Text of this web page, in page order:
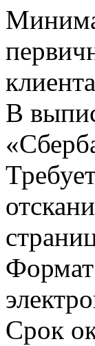
В
Срок